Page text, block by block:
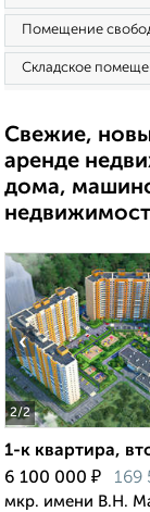
Помещение
Складское
Свежие,
аренде
дома,
2/2
‹
1-к квартира,
6 100 000 ₽ 169
мкр. имени В.Н.